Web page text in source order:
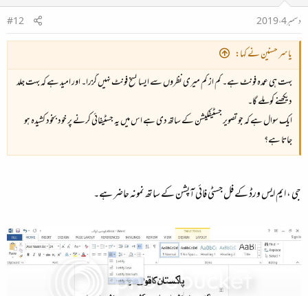
دسمبر 4، 2019
#12
یاسر حسنین نے کہا:
بہت ہی عمدہ فونٹ ہے۔ کم از کم میری نظروں سے ایسا نسخ فونٹ نہیں گزرا۔ اور امید ہے کہ بہت جلد
دیکھنے کو ملے گا۔
ایک سوال ہے کہ جو تصویر جسٹیفکیشن کے ساتھ دی ہے اس میں یہ جسٹیفائی کرنے پر خود بخود کشیدہ ہو
جاتا ہے؟
جی ، ایم ایس ورڈ کے فل جسٹی فائی آپشن کے ساتھ نمونہ حاضر ہے۔